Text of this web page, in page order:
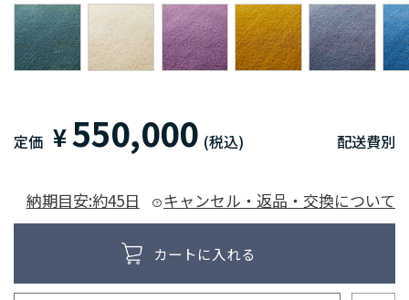
定価 ¥550,000 (税込) 配送費別
納期目安:約45日 キャンセル・返品・交換について